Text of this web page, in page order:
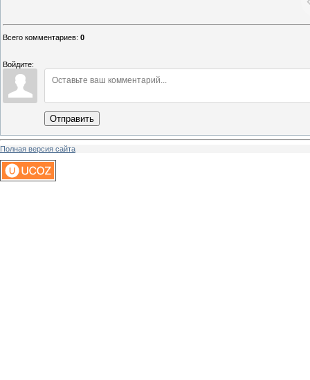
Всего комментариев: 0
Войдите:
Отправить
Полная версия сайта